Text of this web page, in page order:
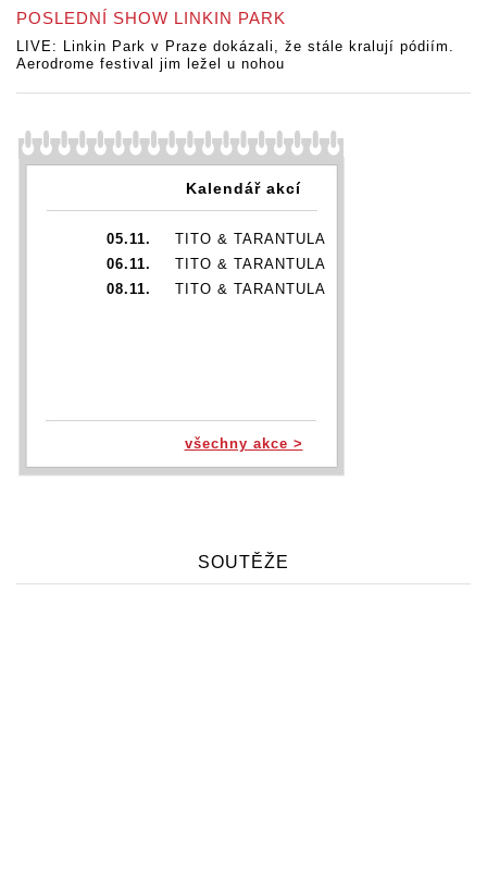
POSLEDNÍ SHOW LINKIN PARK
LIVE: Linkin Park v Praze dokázali, že stále kralují pódiím.
Aerodrome festival jim ležel u nohou
Kalendář akcí
05.11.
TITO & TARANTULA
06.11.
TITO & TARANTULA
08.11.
TITO & TARANTULA
všechny akce >
SOUTĚŽE